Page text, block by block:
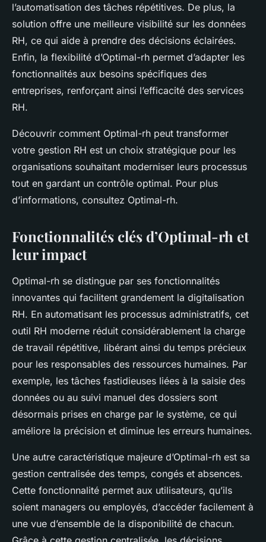
l’automatisation des tâches répétitives. De plus, la
solution offre une meilleure visibilité sur les données
RH, ce qui aide à prendre des décisions éclairées.
Enfin, la flexibilité d’Optimal-rh permet d’adapter les
fonctionnalités aux besoins spécifiques des
entreprises, renforçant ainsi l’efficacité des services
RH.
Découvrir comment Optimal-rh peut transformer
votre gestion RH est un choix stratégique pour les
organisations souhaitant moderniser leurs processus
tout en gardant un contrôle optimal. Pour plus
d’informations, consultez Optimal-rh.
Fonctionnalités clés d’Optimal-rh et
leur impact
Optimal-rh se distingue par ses fonctionnalités
innovantes qui facilitent grandement la digitalisation
RH. En automatisant les processus administratifs, cet
outil RH moderne réduit considérablement la charge
de travail répétitive, libérant ainsi du temps précieux
pour les responsables des ressources humaines. Par
exemple, les tâches fastidieuses liées à la saisie des
données ou au suivi manuel des dossiers sont
désormais prises en charge par le système, ce qui
améliore la précision et diminue les erreurs humaines.
Une autre caractéristique majeure d’Optimal-rh est sa
gestion centralisée des temps, congés et absences.
Cette fonctionnalité permet aux utilisateurs, qu’ils
soient managers ou employés, d’accéder facilement à
une vue d’ensemble de la disponibilité de chacun.